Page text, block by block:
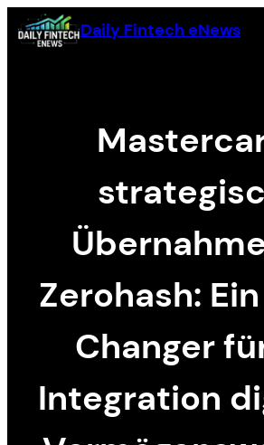
Skip
to
Daily Fintech eNews
Zerohash:
Changer
Integration